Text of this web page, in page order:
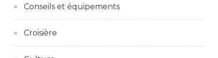
Conseils et équipements
Croisière